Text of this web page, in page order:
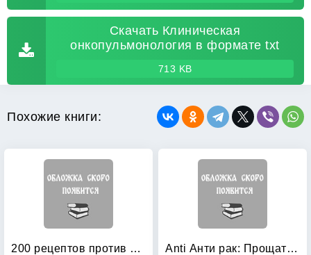
Скачать Клиническая
онкопульмонология в формате txt
713 KB
Похожие книги:
200 рецептов против онкологии Anti Анти рак: Прощаться можно много раз